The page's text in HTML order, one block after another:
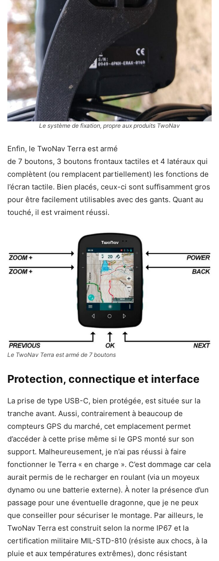
Le système de fixation, propre aux produits TwoNav
Enfin, le TwoNav Terra est armé
de 7 boutons, 3 boutons frontaux tactiles et 4 latéraux qui
complètent (ou remplacent partiellement) les fonctions de
l’écran tactile. Bien placés, ceux-ci sont suffisamment gros
pour être facilement utilisables avec des gants. Quant au
touché, il est vraiment réussi.
Le TwoNav Terra est armé de 7 boutons
Protection, connectique et interface
La prise de type USB-C, bien protégée, est située sur la
tranche avant. Aussi, contrairement à beaucoup de
compteurs GPS du marché, cet emplacement permet
d’accéder à cette prise même si le GPS monté sur son
support. Malheureusement, je n’ai pas réussi à faire
fonctionner le Terra « en charge ». C’est dommage car cela
aurait permis de le recharger en roulant (via un moyeux
dynamo ou une batterie externe). À noter la présence d’un
passage pour une éventuelle dragonne, que je ne peux
que conseiller pour sécuriser le montage. Par ailleurs, le
TwoNav Terra est construit selon la norme IP67 et la
certification militaire MIL-STD-810 (résiste aux chocs, à la
pluie et aux températures extrêmes), donc résistant